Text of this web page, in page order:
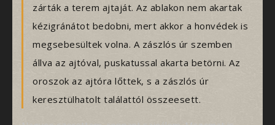
zárták a terem ajtaját. Az ablakon nem akartak
kézigránátot bedobni, mert akkor a honvédek is
megsebesültek volna. A zászlós úr szemben
állva az ajtóval, puskatussal akarta betörni. Az
oroszok az ajtóra lőttek, s a zászlós úr
keresztülhatolt találattól összeesett.